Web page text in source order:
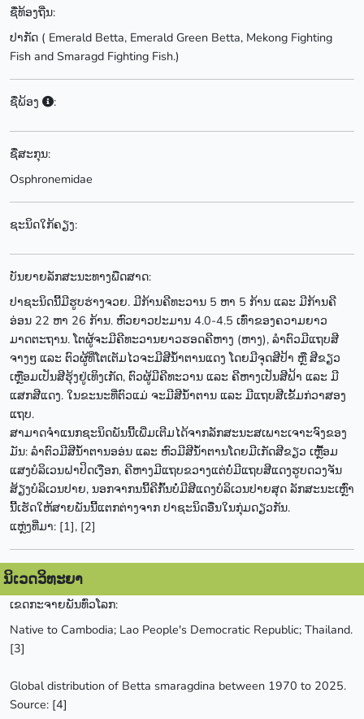
ຊື່ທ້ອງຖີ່ນ:
ປາກັດ ( Emerald Betta, Emerald Green Betta, Mekong Fighting
Fish and Smaragd Fighting Fish.)
ຊື່ພ້ອງ :
ຊື່ສະກຸນ:
Osphronemidae
ຊະນິດໃກ້ຄຽງ:
ບັນຍາຍລັກສະນະທາງພືດສາດ:
ປາຊະນິດນີ້ມີຮູບຮ່າງຈວຍ. ມີກ້ານຄີທະວານ 5 ຫາ 5 ກ້ານ ແລະ ມີກ້ານຄີ
ອ່ອນ 22 ຫາ 26 ກ້ານ. ຫົວຍາວປະມານ 4.0-4.5 ເທົ່າຂອງຄວາມຍາວ
ມາດຕະຖານ. ໂຕຜູ້ຈະມີຄີທະວານຍາວຮອດຄີຫາງ (ຫາງ), ລຳຕົວມີແຖບສີ
ຈາງໆ ແລະ ຕົວຜູ້ທີ່ໂຕເຕັມໄວຈະມີສີນ້ຳຕານແດງ ໂດຍມີຈຸດສີປ້າ ຫຼື ສີຂຽວ
ເຫຼືອມເປັນສີຮຸ້ງຢູ່ເທິງເກັດ, ຕົວຜູ້ມີຄີທະວານ ແລະ ຄີຫາງເປັນສີຟ້າ ແລະ ມີ
ແສກສີແດງ. ໃນຂະນະທີ່ຕົວແມ່ ຈະມີສີນ້ຳຕານ ແລະ ມີແຖບສີເຂັ້ມກ່ວາສອງ
ແຖບ.
ສາມາດຈຳແນກຊະນິດພັນນີ້ເພີ່ມເຕີມໄດ້ຈາກລັກສະນະສເພາະເຈາະຈົງຂອງ
ມັນ: ລຳຕົວມີສີນ້ຳຕານອອ່ນ ແລະ ຫົວມີສີນ້ຳຕານໂດຍມີເກັດສີຂຽວ ເຫຼື້ອມ
ແສງບໍລິເວນຝາປິດເງືອກ, ຄີຫາງມີແຖບຂວາງແຕ່ບໍ່ມີແຖບສີແດງຮູບດວງຈັນ
ສ້ຽງບໍລິເວນປາຍ, ນອກຈາກນນີ້ຄີກົ້ນບໍ່ມີສີແດງບໍລິເວນປາຍສຸດ ລັກສະນະເຫຼົ່າ
ນີ້ເຮັດໃຫ້ສາຍພັນນີ້ແຕກຕ່າງຈາກ ປາຊະນິດອື່ນໃນກຸ່ມດຽວກັນ.
ແຫຼ່ງທີ່ມາ: [1], [2]
ນິເວດວິທະຍາ
ເຂດກະຈາຍພັນທົ່ວໂລກ:
Native to Cambodia; Lao People's Democratic Republic; Thailand.
[3]
Global distribution of Betta smaragdina between 1970 to 2025.
Source: [4]